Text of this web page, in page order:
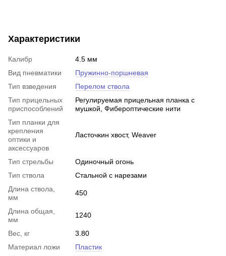
Характеристики
Калибр
4.5 мм
Вид пневматики
Пружинно-поршневая
Тип взведения
Перелом ствола
Тип прицельных
приспособлений
Регулируемая прицельная планка с
мушкой, Фибероптические нити
Тип планки для
крепления
оптики и
аксессуаров
Ласточкин хвост, Weaver
Тип стрельбы
Одиночный огонь
Тип ствола
Стальной с нарезами
Длина ствола,
мм
450
Длина общая,
мм
1240
Вес, кг
3.80
Материал ложи
Пластик